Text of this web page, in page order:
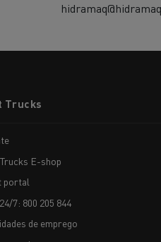
Trucks
E-shop
portal
7: 800 205 844
de emprego